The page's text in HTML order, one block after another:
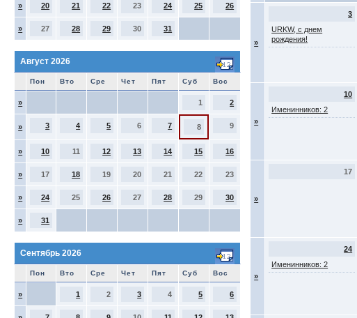
» 20 21 22 23 24 25 26
» 27 28 29 30 31
Август 2026
Пон Вто Сре Чет Пят Суб Вос
» 1 2
» 3 4 5 6 7 8 9
» 10 11 12 13 14 15 16
» 17 18 19 20 21 22 23
» 24 25 26 27 28 29 30
» 31
Сентябрь 2026
Пон Вто Сре Чет Пят Суб Вос
» 1 2 3 4 5 6
»
3
URKW, с днем
рождения!
»
10
Именинников: 2
»
17
»
24
Именинников: 2